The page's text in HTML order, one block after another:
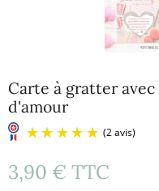
Carte à gratter
d'amour
3,90 € TTC